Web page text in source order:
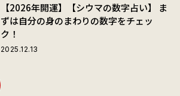
【2026年開運】【シウマの数字占い】 ま
ずは自分の身のまわりの数字をチェッ
ク！
2025.12.13